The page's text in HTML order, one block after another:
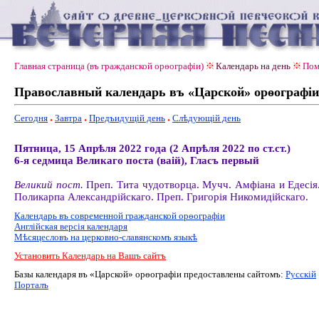
Главная страница (въ гражданской орѳографiи) Календарь на день
Православный календарь въ «Царской» орѳографiи
Сегодня Завтра Предъидущiй день Слѣдующiй день
Пятница, 15 Апрѣля 2022 года (2 Апрѣля 2022 по ст.ст.)
6-я седмица Великаго поста (ваiй), Гласъ первый
Великий пост. Преп. Тита чудотворца. Мучч. Амфіана и
Поликарпа Александрійскаго. Преп. Григорія Никомидійскаго.
Календарь въ современной гражданской орѳографiи
Англiйская версiя календаря
Мѣсяцесловъ на церковно-славянскомъ языкѣ
Установить Календарь на Вашъ сайтъ
Базы календаря въ «Царской» орѳографiи предоставлены сайтомъ: Русскiй
Порталъ